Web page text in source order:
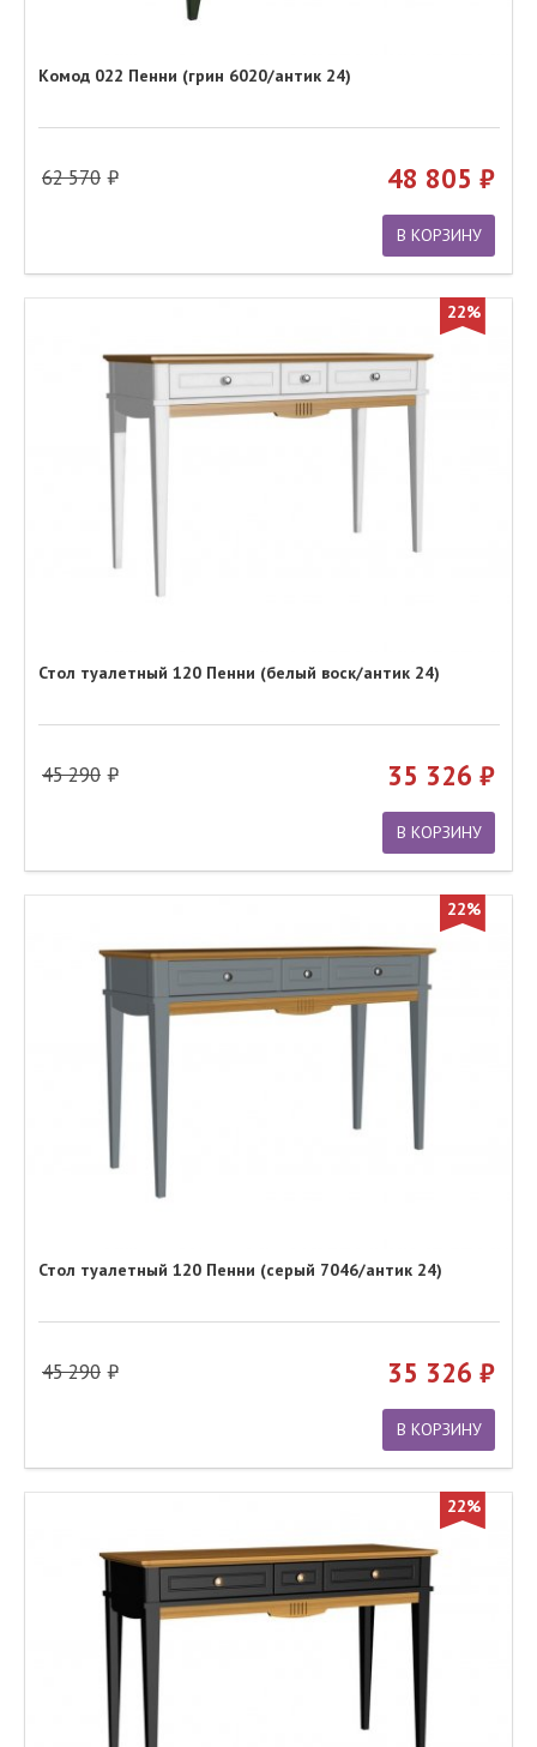
Комод 022 Пенни (грин 6020/антик 24)
62 570 48 805
В КОРЗИНУ
22%
Стол туалетный 120 Пенни (белый воск/антик 24)
45 290 35 326
В КОРЗИНУ
22%
Стол туалетный 120 Пенни (серый 7046/антик 24)
45 290 35 326
В КОРЗИНУ
22%